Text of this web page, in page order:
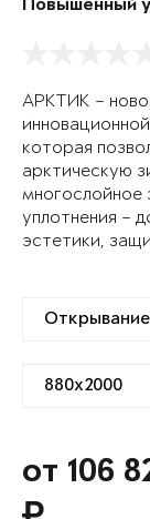
Повышенный
АРКТИК –
которая
арктическую
многослойное
уплотнения –
эстетики,
от 106